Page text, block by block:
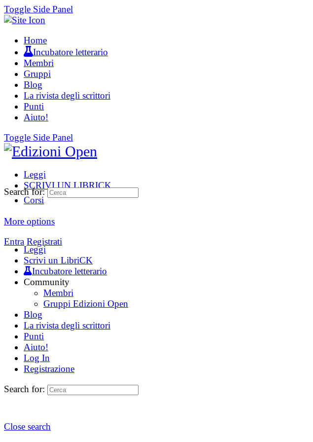
Toggle Side Panel
Home
Incubatore letterario
Membri
Gruppi
Blog
La rivista degli scrittori
Punti
Aiuto!
Toggle Side Panel
Leggi
SCRIVI UN LIBRICK
Corsi
More options
Entra Registrati
Search for:
Leggi
Scrivi un LibriCK
Incubatore letterario
Community
Membri
Gruppi Edizioni Open
Blog
La rivista degli scrittori
Punti
Aiuto!
Log In
Registrazione
Search for:
Close search